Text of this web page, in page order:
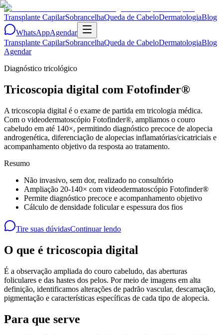
Transplante CapilarSobrancelhaQueda de CabeloDermatologiaBlog
WhatsAppAgendar
Transplante CapilarSobrancelhaQueda de CabeloDermatologiaBlog
Agendar
Diagnóstico tricológico
Tricoscopia digital com Fotofinder®
A tricoscopia digital é o exame de partida em tricologia médica.
Com o videodermatoscópio Fotofinder®, ampliamos o couro
cabeludo em até 140×, permitindo diagnóstico precoce de alopecia
androgenética, diferenciação de alopecias inflamatórias/cicatriciais e
acompanhamento objetivo da resposta ao tratamento.
Resumo
Não invasivo, sem dor, realizado no consultório
Ampliação 20-140× com videodermatoscópio Fotofinder®
Permite diagnóstico precoce e acompanhamento objetivo
Cálculo de densidade folicular e espessura dos fios
Tire suas dúvidasContinuar lendo
O que é tricoscopia digital
É a observação ampliada do couro cabeludo, das aberturas
foliculares e das hastes dos pelos. Por meio de imagens em alta
definição, identificamos alterações de padrão vascular, descamação,
pigmentação e características específicas de cada tipo de alopecia.
Para que serve